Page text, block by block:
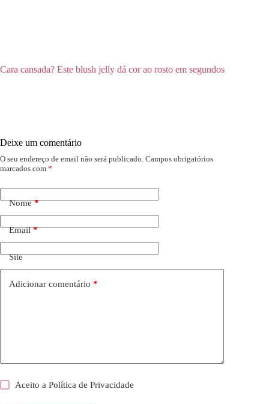
Cara cansada? Este blush jelly dá cor ao rosto em segundos
Deixe um comentário
O seu endereço de email não será publicado. Campos obrigatórios
marcados com *
Nome*
Email*
Site
Adicionar comentário *
Aceito aPolítica de Privacidade